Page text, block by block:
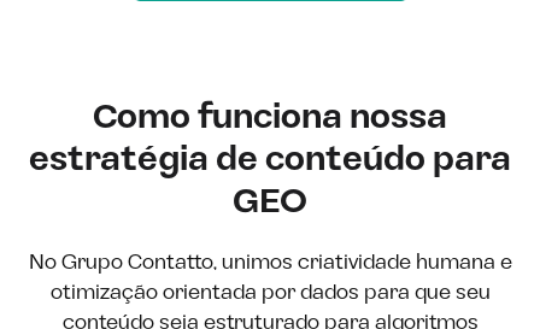
Como funciona nossa
estratégia de conteúdo para
GEO
No Grupo Contatto, unimos criatividade humana e
otimização orientada por dados para que seu
conteúdo seja estruturado para algoritmos